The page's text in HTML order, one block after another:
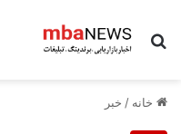
جستجو برای
خانه / خبر